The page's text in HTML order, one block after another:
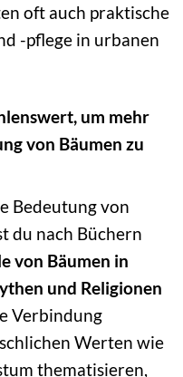
oft auch praktische
-pflege in urbanen
um mehr
von Bäumen zu
Bedeutung von
du nach Büchern
von Bäumen in
und Religionen
Verbindung
Werten wie
thematisieren,